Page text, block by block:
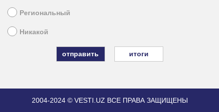
Региональный
Никакой
итоги
2004-2024 © VESTI.UZ ВСЕ ПРАВА ЗАЩИЩЕНЫ